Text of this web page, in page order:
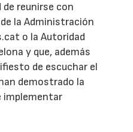
reunirse con
la Administración
o la Autoridad
y que, además
de escuchar el
demostrado la
implementar